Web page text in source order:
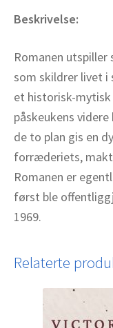
Beskrivelse:
Romanen
som skildrer livet i
et historisk-
påskeukens
de to plan gis en
forræderiets,
Romanen er
først ble
1969.
Relaterte